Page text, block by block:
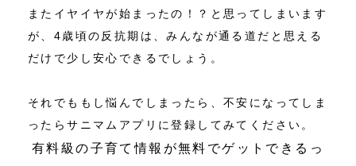
またイヤイヤが始まったの！？と思ってしまいます
が、4歳頃の反抗期は、みんなが通る道だと思える
だけで少し安心できるでしょう。
それでももし悩んでしまったら、不安になってしま
ったらサニマムアプリに登録してみてください。
有料級の子育て情報が無料でゲットできるっ